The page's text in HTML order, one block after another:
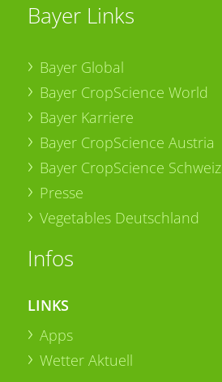
Bayer Links
Bayer Global
Bayer CropScience World
Bayer Karriere
Bayer CropScience Austria
Bayer CropScience Schweiz
Presse
Vegetables Deutschland
Infos
LINKS
Apps
Wetter Aktuell